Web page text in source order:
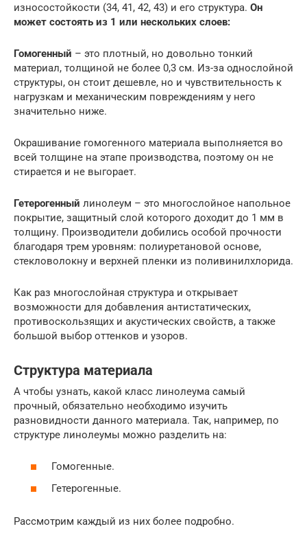
износостойкости (34, 41, 42, 43) и его структура. Он
может состоять из 1 или нескольких слоев:
Гомогенный – это плотный, но довольно тонкий
материал, толщиной не более 0,3 см. Из-за однослойной
структуры, он стоит дешевле, но и чувствительность к
нагрузкам и механическим повреждениям у него
значительно ниже.
Окрашивание гомогенного материала выполняется во
всей толщине на этапе производства, поэтому он не
стирается и не выгорает.
Гетерогенный линолеум – это многослойное напольное
покрытие, защитный слой которого доходит до 1 мм в
толщину. Производители добились особой прочности
благодаря трем уровням: полиуретановой основе,
стекловолокну и верхней пленки из поливинилхлорида.
Как раз многослойная структура и открывает
возможности для добавления антистатических,
противоскользящих и акустических свойств, а также
большой выбор оттенков и узоров.
Структура материала
А чтобы узнать, какой класс линолеума самый
прочный, обязательно необходимо изучить
разновидности данного материала. Так, например, по
структуре линолеумы можно разделить на:
Гомогенные.
Гетерогенные.
Рассмотрим каждый из них более подробно.